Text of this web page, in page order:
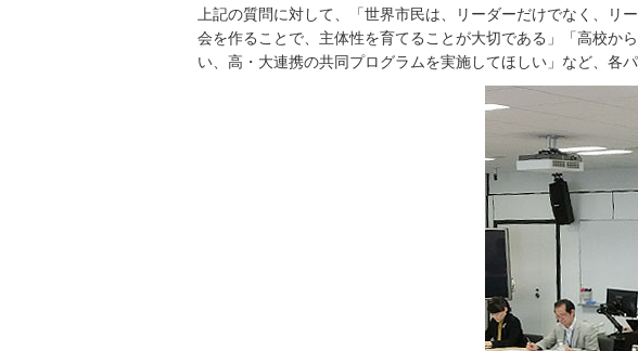
上記の質問に対して、「世界市民は、リーダーだけでなく、
会を作ることで、主体性を育てることが大切である」「高校か
い、高・大連携の共同プログラムを実施してほしい」など、各